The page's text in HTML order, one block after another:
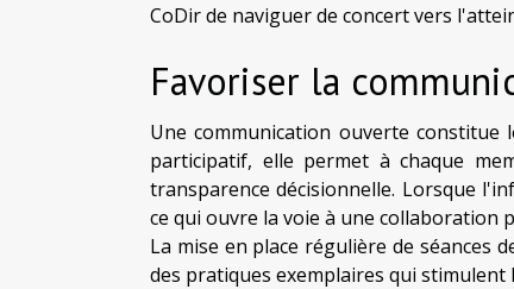
CoDir de naviguer de concert vers
Favoriser la
Une communication ouverte
participatif, elle permet à chaque
transparence décisionnelle. Lorsque
ce qui ouvre la voie à une collaboration
La mise en place régulière de séances
des pratiques exemplaires qui